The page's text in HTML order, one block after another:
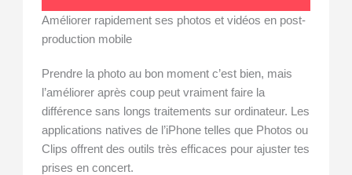
Améliorer rapidement ses photos et vidéos en post-
production mobile
Prendre la photo au bon moment c’est bien, mais
l’améliorer après coup peut vraiment faire la
différence sans longs traitements sur ordinateur. Les
applications natives de l’iPhone telles que Photos ou
Clips offrent des outils très efficaces pour ajuster tes
prises en concert.